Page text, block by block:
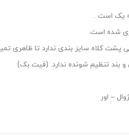
یک است .
شده است.
کلاه سایز بندی ندارد تا ظاهری
تنظیم شونده ندارد. (فیت بک)
– اور